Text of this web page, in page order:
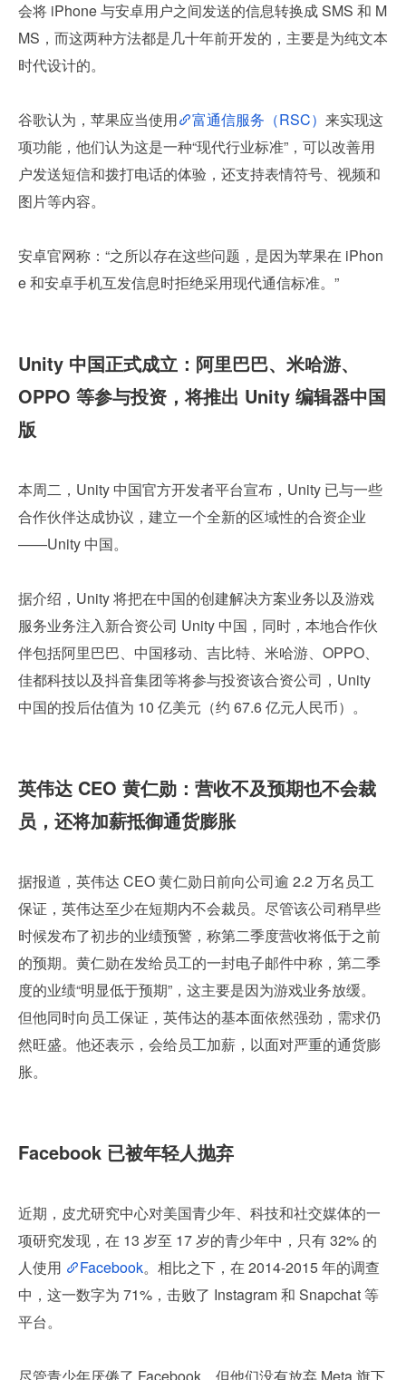
会将 iPhone 与安卓用户之间发送的信息转换成 SMS 和 M
MS，而这两种方法都是几十年前开发的，主要是为纯文本
时代设计的。
谷歌认为，苹果应当使用 富通信服务（RSC） 来实现这
项功能，他们认为这是一种“现代行业标准”，可以改善用
户发送短信和拨打电话的体验，还支持表情符号、视频和
图片等内容。
安卓官网称：“之所以存在这些问题，是因为苹果在 iPhon
e 和安卓手机互发信息时拒绝采用现代通信标准。”
Unity 中国正式成立：阿里巴巴、米哈游、
OPPO 等参与投资，将推出 Unity 编辑器中国
版
本周二，Unity 中国官方开发者平台宣布，Unity 已与一些
合作伙伴达成协议，建立一个全新的区域性的合资企业
——Unity 中国。
据介绍，Unity 将把在中国的创建解决方案业务以及游戏
服务业务注入新合资公司 Unity 中国，同时，本地合作伙
伴包括阿里巴巴、中国移动、吉比特、米哈游、OPPO、
佳都科技以及抖音集团等将参与投资该合资公司，Unity
中国的投后估值为 10 亿美元（约 67.6 亿元人民币）。
英伟达 CEO 黄仁勋：营收不及预期也不会裁
员，还将加薪抵御通货膨胀
据报道，英伟达 CEO 黄仁勋日前向公司逾 2.2 万名员工
保证，英伟达至少在短期内不会裁员。尽管该公司稍早些
时候发布了初步的业绩预警，称第二季度营收将低于之前
的预期。黄仁勋在发给员工的一封电子邮件中称，第二季
度的业绩“明显低于预期”，这主要是因为游戏业务放缓。
但他同时向员工保证，英伟达的基本面依然强劲，需求仍
然旺盛。他还表示，会给员工加薪，以面对严重的通货膨
胀。
Facebook 已被年轻人抛弃
近期，皮尤研究中心对美国青少年、科技和社交媒体的一
项研究发现，在 13 岁至 17 岁的青少年中，只有 32% 的
人使用
Facebook。相比之下，在 2014-2015 年的调查
中，这一数字为 71%，击败了 Instagram 和 Snapchat 等
平台。